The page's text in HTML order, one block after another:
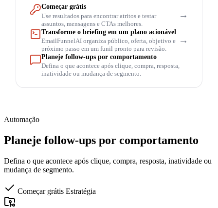
Começar grátis
Use resultados para encontrar atritos e testar
assuntos, mensagens e CTAs melhores.
→
Transforme o briefing em um plano acionável
EmailFunnelAI organiza público, oferta, objetivo e
próximo passo em um funil pronto para revisão.
→
Planeje follow-ups por comportamento
Defina o que acontece após clique, compra, resposta,
inatividade ou mudança de segmento.
Automação
Planeje follow-ups por comportamento
Defina o que acontece após clique, compra, resposta, inatividade ou
mudança de segmento.
Começar grátis Estratégia